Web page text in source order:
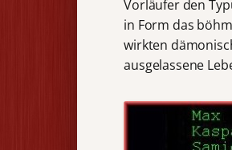
Vorläufer den
in Form das
wirkten
ausgelassene